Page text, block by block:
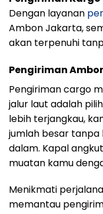
Dengan layanan
Ambon Jakarta,
akan terpenuhi
Pengiriman
Pengiriman cargo
jalur laut adalah
lebih terjangkau,
jumlah besar
dalam. Kapal
muatan kamu
Menikmati
memantau